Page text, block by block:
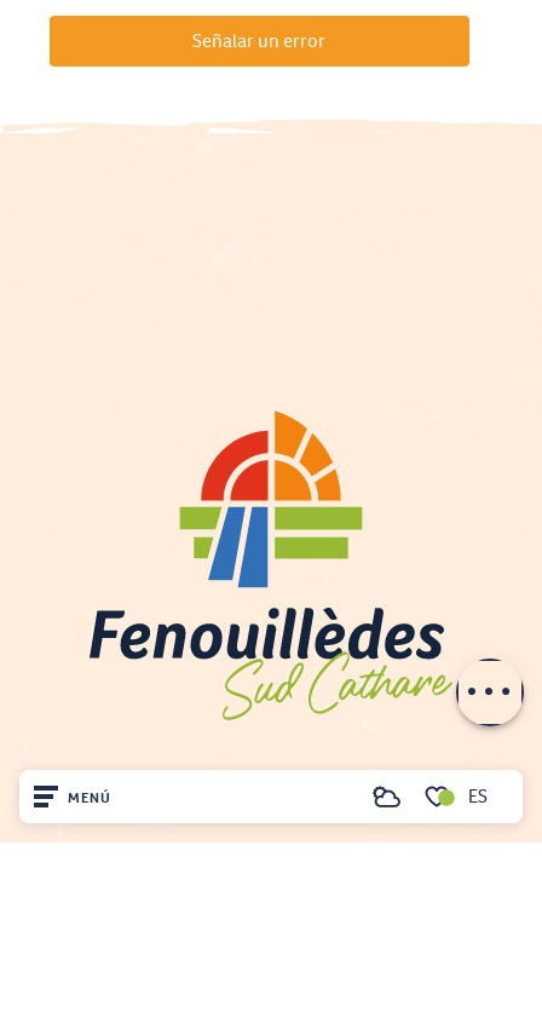
MENÚ
Voir les favoris
Buscar ES
Contactar por
Señalar un error